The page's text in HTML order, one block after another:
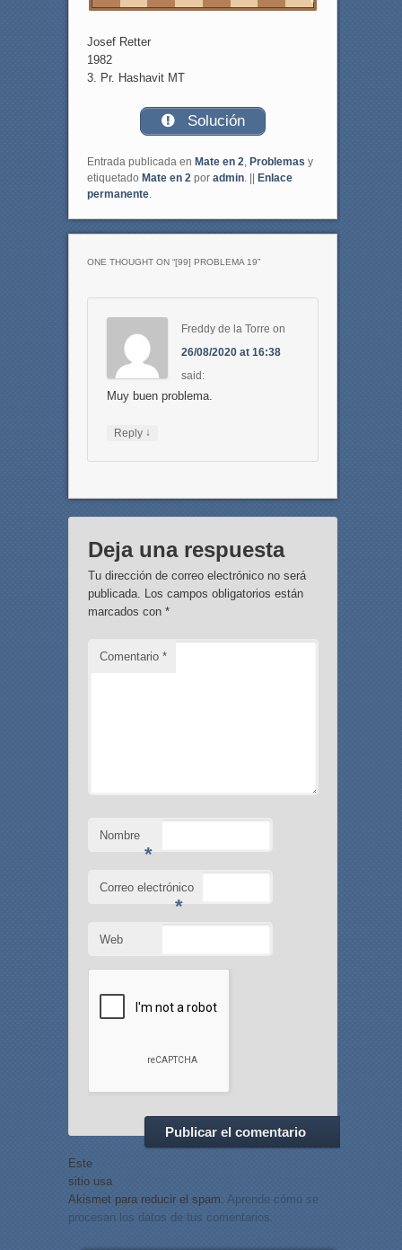
Josef Retter
1982
3. Pr. Hashavit MT
Solución
Entrada publicada en Mate en 2, Problemas y
etiquetado Mate en 2por admin. ||
Enlace
permanente.
ONE THOUGHT ON “[99] PROBLEMA 19”
Freddy de la Torre on
26/08/2020 at 16:38
said:
Muy buen problema.
Reply ↓
Deja una respuesta
Tu dirección de correo electrónico no será
publicada. Los campos obligatorios están
marcados con *
Comentario *
Nombre
*
Correo electrónico
*
Web
Este
sitio usa
Akismet para reducir el spam. Aprende cómo se
procesan los datos de tus comentarios.